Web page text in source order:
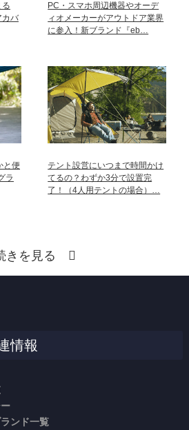
る
カバ
PC・スマホ周辺機器やオーデ
ィオメーカーがアウトドア業界
に参入！新ブランド『eb…
と便
ラ
テント設営にいつまで時間かけ
てるの？わずか3分で設置完
了！（4人用テントの場合）…
きを見る
情報
ンド一覧